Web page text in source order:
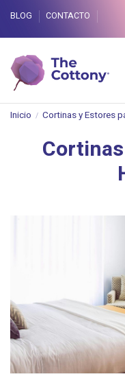
BLOG CONTACTO
Inicio Cortinas y Estores